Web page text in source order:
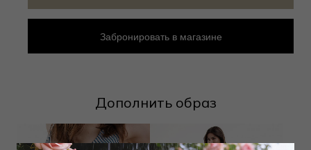
Дополнить образ
Забронировать в магазине